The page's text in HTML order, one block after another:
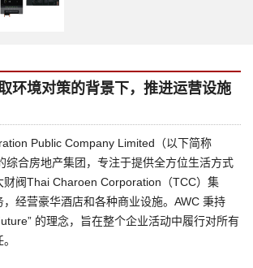
环境对策的背景下，推进运营设施
Public Company Limited（以下简称
综合房地产集团，专注于提供全方位生活方式
财阀Thai Charoen Corporation（TCC）集
，经营豪华酒店和各种商业设施。AWC 秉持
的理念，旨在整个企业活动中履行对所有